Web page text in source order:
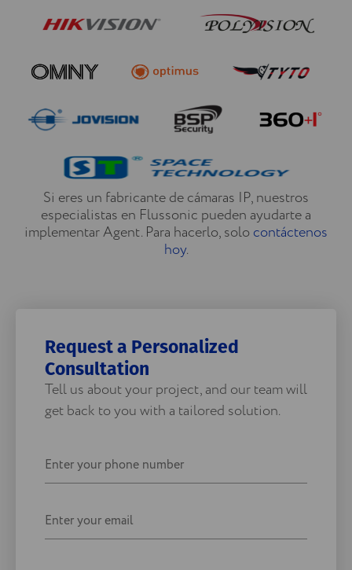
Si eres un fabricante de cámaras IP, nuestros
especialistas en Flussonic pueden ayudarte a
implementar Agent. Para hacerlo, solocontáctenos
hoy.
Request a Personalized
Consultation
Tell us about your project, and our team will
get back to you with a tailored solution.